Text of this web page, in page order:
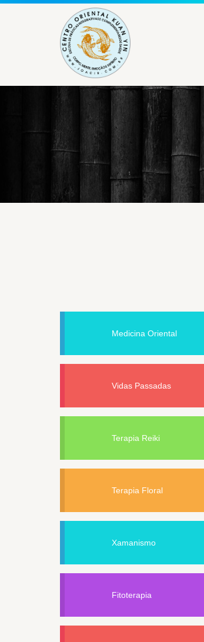
Medicina Oriental
Vidas Passadas
Terapia Reiki
Terapia Floral
Xamanismo
Fitoterapia